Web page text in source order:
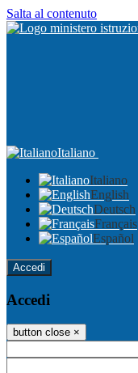
Salta al contenuto
Italiano
Italiano
English
Deutsch
Français
Español
Accedi
Accedi
button close ×